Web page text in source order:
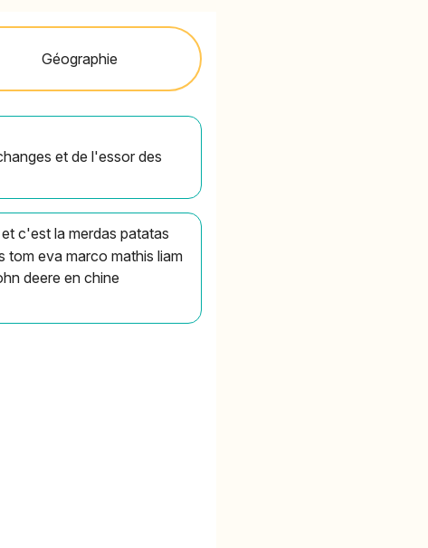
Géographie
et de l'essor des
c'est la merdas patatas
tom eva marco mathis liam
deere en chine